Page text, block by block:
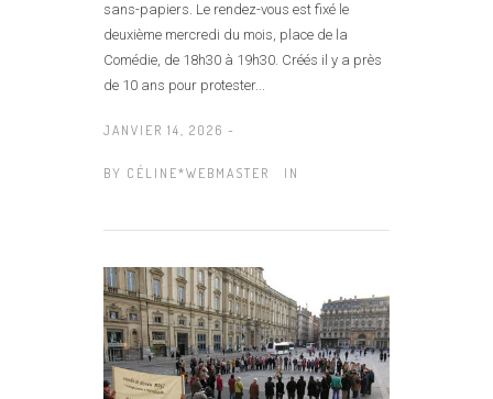
sans-papiers. Le rendez-vous est fixé le
deuxième mercredi du mois, place de la
Comédie, de 18h30 à 19h30. Créés il y a près
de 10 ans pour protester...
JANVIER 14, 2026 -
BY CÉLINE*WEBMASTER IN